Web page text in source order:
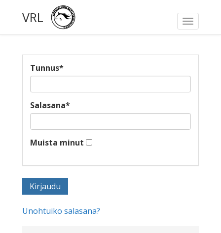
Toggle
VRL
Tunnus*
Salasana*
Muista minut
Unohtuiko salasana?